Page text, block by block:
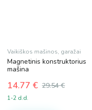
Vaikiškos mašinos, garažai
Magnetinis konstruktorius
mašina
29.54€
Original
price
14.77 €
Current
price
1-2 d.d.